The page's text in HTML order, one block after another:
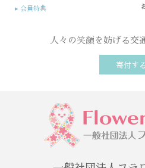
▸ 会員特典
人々の笑顔を妨げる交
寄付す